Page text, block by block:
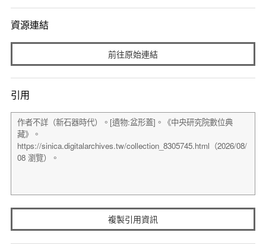
資源連結
前往原始連結
引用
複製引用資訊